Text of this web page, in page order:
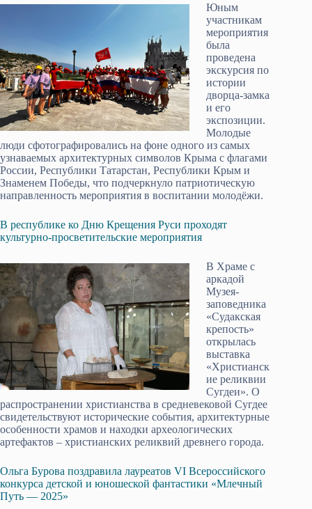
Юным
участникам
мероприятия
была
проведена
экскурсия по
истории
дворца-замка
и его
экспозиции.
Молодые
люди сфотографировались на фоне одного из самых
узнаваемых архитектурных символов Крыма с флагами
России, Республики Татарстан, Республики Крым и
Знаменем Победы, что подчеркнуло патриотическую
направленность мероприятия в воспитании молодёжи.
В республике ко Дню Крещения Руси проходят
культурно-просветительские мероприятия
В Храме с
аркадой
Музея-
заповедника
«Судакская
крепость»
открылась
выставка
«Христианск
ие реликвии
Сугдеи». О
распространении христианства в средневековой Сугдее
свидетельствуют исторические события, архитектурные
особенности храмов и находки археологических
артефактов – христианских реликвий древнего города.
Ольга Бурова поздравила лауреатов VI Всероссийского
конкурса детской и юношеской фантастики «Млечный
Путь — 2025»